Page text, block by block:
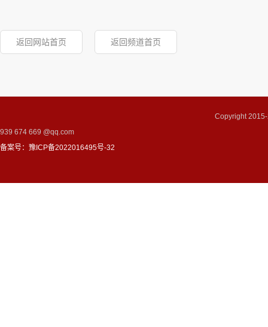
返回网站首页 返回频道首页
Copyright
939 674 669 @qq.com
备案号：豫ICP备2022016495号-32